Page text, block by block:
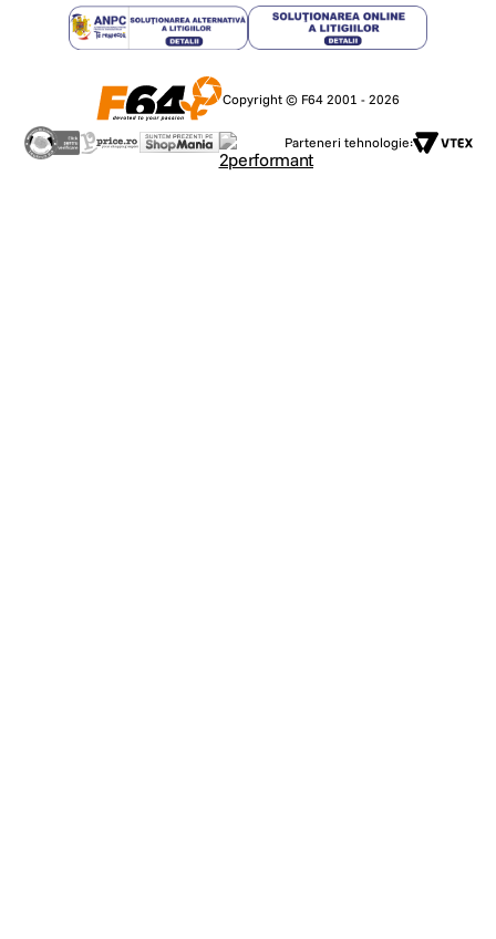
Copyright © F64 2001 - 2026
Parteneri tehnologie: